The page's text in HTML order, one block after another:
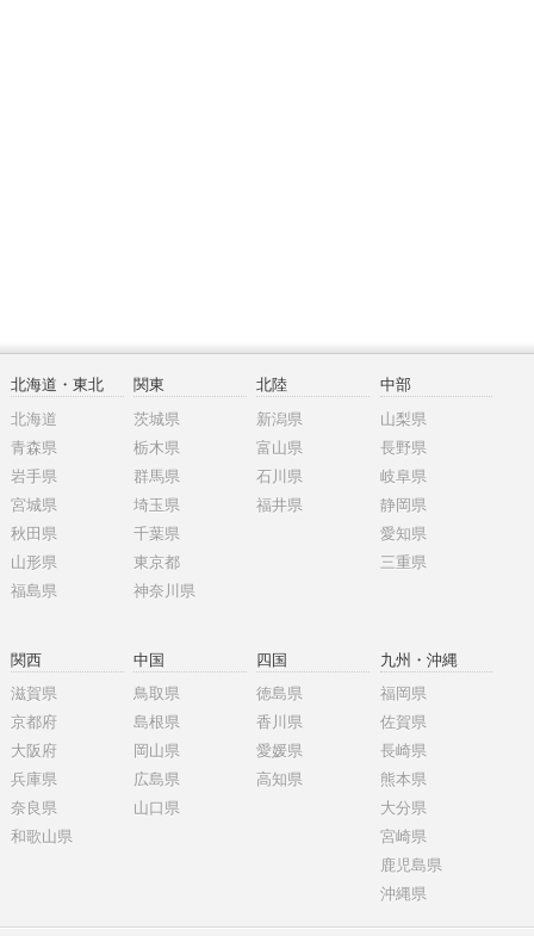
北海道・東北
北海道
青森県
岩手県
宮城県
秋田県
山形県
福島県
関東
茨城県
栃木県
群馬県
埼玉県
千葉県
東京都
神奈川県
北陸
新潟県
富山県
石川県
福井県
中部
山梨県
長野県
岐阜県
静岡県
愛知県
三重県
関西
滋賀県
京都府
大阪府
兵庫県
奈良県
和歌山県
中国
鳥取県
島根県
岡山県
広島県
山口県
四国
徳島県
香川県
愛媛県
高知県
九州・沖縄
福岡県
佐賀県
長崎県
熊本県
大分県
宮崎県
鹿児島県
沖縄県